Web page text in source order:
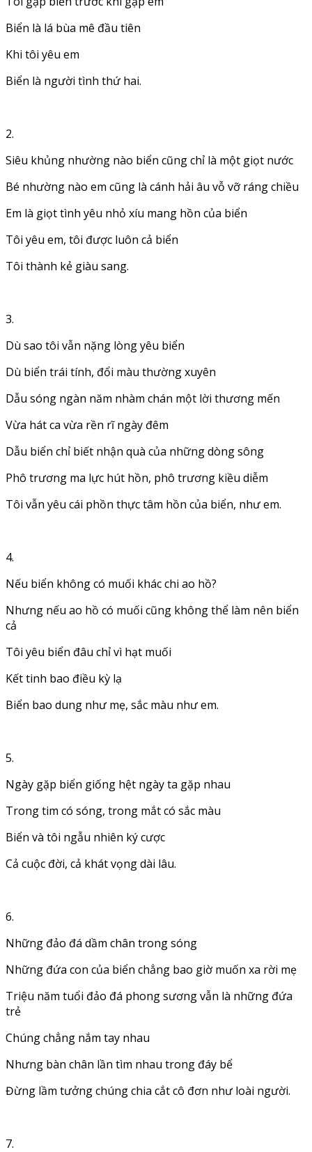
Biển là lá bùa mê đầu tiên
Khi tôi yêu em
Biển là người tình thứ hai.
2.
Siêu khủng nhường nào biển cũng chỉ là một giọt nước
Bé nhường nào em cũng là cánh hải âu vỗ vỡ ráng chiều
Em là giọt tình yêu nhỏ xíu mang hồn của biển
Tôi yêu em, tôi được luôn cả biển
Tôi thành kẻ giàu sang.
3.
Dù sao tôi vẫn nặng lòng yêu biển
Dù biển trái tính, đổi màu thường xuyên
Dẫu sóng ngàn năm nhàm chán một lời thương mến
Vừa hát ca vừa rền rĩ ngày đêm
Dẫu biển chỉ biết nhận quà của những dòng sông
Phô trương ma lực hút hồn, phô trương kiều diễm
Tôi vẫn yêu cái phồn thực tâm hồn của biển, như em.
4.
Nếu biển không có muối khác chi ao hồ?
Nhưng nếu ao hồ có muối cũng không thể làm nên biển
cả
Tôi yêu biển đâu chỉ vì hạt muối
Kết tinh bao điều kỳ lạ
Biển bao dung như mẹ, sắc màu như em.
5.
Ngày gặp biển giống hệt ngày ta gặp nhau
Trong tim có sóng, trong mắt có sắc màu
Biển và tôi ngẫu nhiên ký cược
Cả cuộc đời, cả khát vọng dài lâu.
6.
Những đảo đá dầm chân trong sóng
Những đứa con của biển chẳng bao giờ muốn xa rời mẹ
Triệu năm tuổi đảo đá phong sương vẫn là những đứa
trẻ
Chúng chẳng nắm tay nhau
Nhưng bàn chân lần tìm nhau trong đáy bể
Đừng lầm tưởng chúng chia cắt cô đơn như loài người.
7.